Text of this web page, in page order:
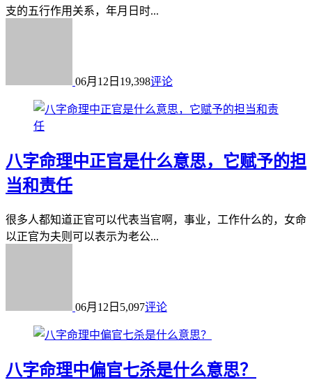
支的五行作用关系，年月日时...
06月12日 19,398评论
八字命理中正官是什么意思，它赋予的担
当和责任
很多人都知道正官可以代表当官啊，事业，工作什么的，女命
以正官为夫则可以表示为老公...
06月12日 5,097评论
八字命理中偏官七杀是什么意思？